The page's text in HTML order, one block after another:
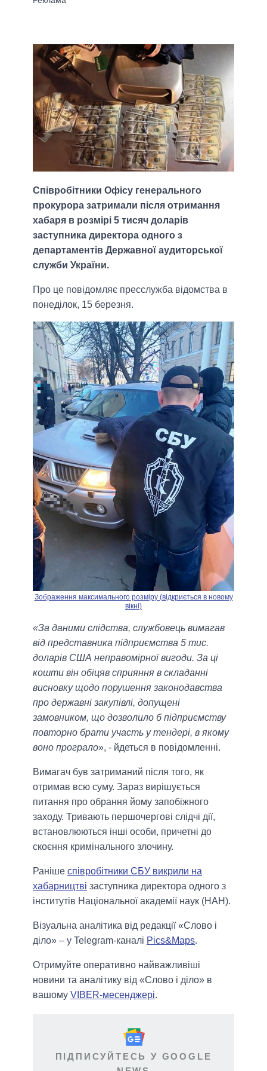
Співробітники Офісу генерального
прокурора затримали після отримання
хабаря в розмірі 5 тисяч доларів
заступника директора одного з
департаментів Державної аудиторської
служби України.
Про це повідомляє пресслужба відомства в
понеділок, 15 березня.
Зображення максимального розміру (відкриється в новому
вікні)
«За даними слідства, службовець вимагав
від представника підприємства 5 тис.
доларів США неправомірної вигоди. За ці
кошти він обіцяв сприяння в складанні
висновку щодо порушення законодавства
про державні закупівлі, допущені
замовником, що дозволило б підприємству
повторно брати участь у тендері, в якому
воно програло», - йдеться в повідомленні.
Вимагач був затриманий після того, як
отримав всю суму. Зараз вирішується
питання про обрання йому запобіжного
заходу. Тривають першочергові слідчі дії,
встановлюються інші особи, причетні до
скоєння кримінального злочину.
Раніше співробітники СБУ викрили на
хабарництві заступника директора одного з
інститутів Національної академії наук (НАН).
Візуальна аналітика від редакції «Слово і
діло» – у Telegram-каналі Pics&Maps.
Отримуйте оперативно найважливіші
новини та аналітику від «Слово і діло» в
вашому VIBER-месенджері.
ПІДПИСУЙТЕСЬ У GOOGLE